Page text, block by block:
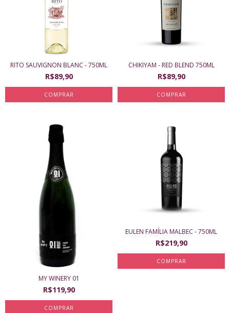
RITO SAUVIGNON BLANC - 750ML
R$89,90
CHIKIYAM - RED BLEND 750ML
R$89,90
MY WINERY 01
R$119,90
EULEN FAMÍLIA MALBEC - 750ML
R$219,90